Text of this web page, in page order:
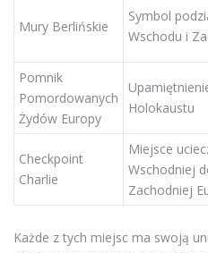
Mury Berlińskie
Symbol
Wschodu i
Pomnik
Pomordowanych
Żydów Europy
Holokaustu
Checkpoint
Charlie
Miejsce
Wschodniej
Zachodniej
Każde z tych miejsc ma swoją